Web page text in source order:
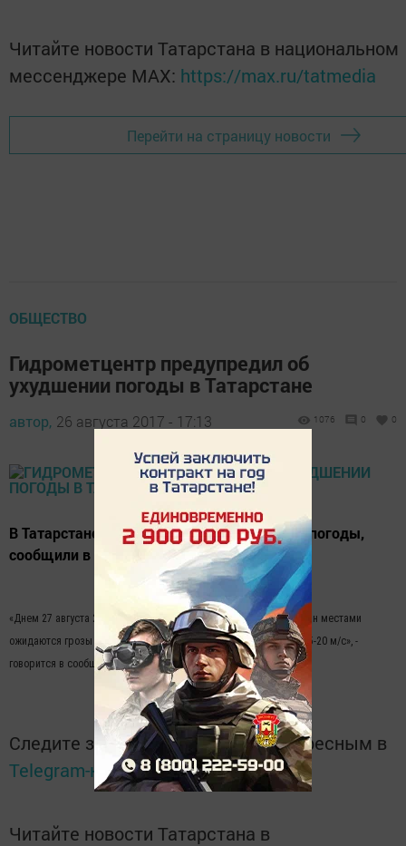
Читайте новости Татарстана в национальном
мессенджере MАХ: https://max.ru/tatmedia
Перейти на страницу новости
ОБЩЕСТВО
Гидрометцентр предупредил об
ухудшении погоды в Татарстане
автор, 26 августа 2017 - 17:13 1076 0 0
В Татарстане завтра ожидается ухудшение погоды,
сообщили в Гидрометцентре РТ.
«Днем 27 августа 2017 года на территории Республики Татарстан местами
ожидаются грозы с кратковременными усилениями ветра до 15-20 м/с», -
говорится в сообщении Гидрометцентра РТ.
Следите за самым важным и интересным в
Telegram-канале Татмедиа
Читайте новости Татарстана в